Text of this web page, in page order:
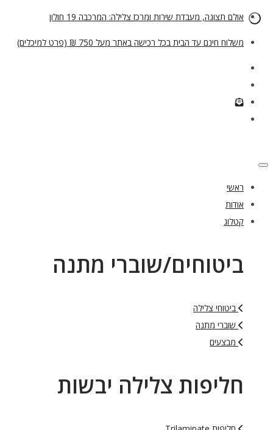
אולם תצוגה, מעבדת שירות ומרכז צלילה: המרכבה 19 חולון
משלוח חינם עד הבית בכל רכישה באתר מעל 750 ₪ (פרט למיכלים)
ראשי
אודות
קטלוג
ביטוחים/שוברי מתנה
ביטוחי צלילה
שוברי מתנה
מבצעים
חליפות צלילה יבשות